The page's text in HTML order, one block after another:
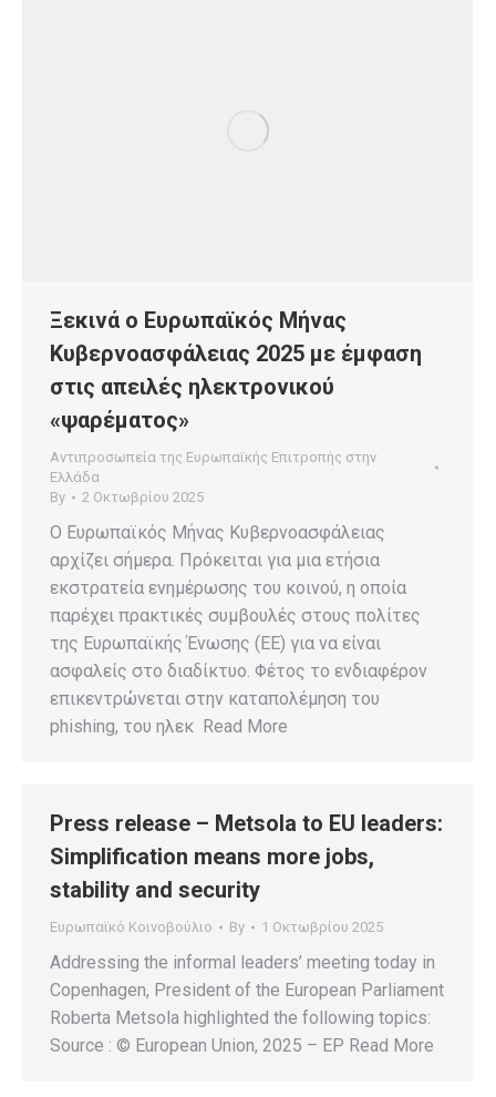
Ξεκινά ο Ευρωπαϊκός Μήνας
Κυβερνοασφάλειας 2025 με έμφαση
στις απειλές ηλεκτρονικού
«ψαρέματος»
Αντιπροσωπεία της Ευρωπαϊκής Επιτροπής στην
Ελλάδα
By
2 Οκτωβρίου 2025
Ο Ευρωπαϊκός Μήνας Κυβερνοασφάλειας
αρχίζει σήμερα. Πρόκειται για μια ετήσια
εκστρατεία ενημέρωσης του κοινού, η οποία
παρέχει πρακτικές συμβουλές στους πολίτες
της Ευρωπαϊκής Ένωσης (ΕΕ) για να είναι
ασφαλείς στο διαδίκτυο. Φέτος το ενδιαφέρον
επικεντρώνεται στην καταπολέμηση του
phishing, του ηλεκ Read More
Press release – Metsola to EU leaders:
Simplification means more jobs,
stability and security
Ευρωπαϊκό Κοινοβούλιο By 1 Οκτωβρίου 2025
Addressing the informal leaders’ meeting today in
Copenhagen, President of the European Parliament
Roberta Metsola highlighted the following topics:
Source : © European Union, 2025 – EP Read More